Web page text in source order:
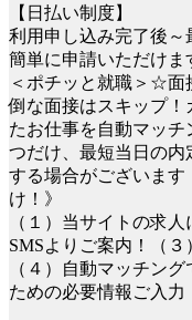
【日払い制度】
利用申し込み完了後～
簡単に申請いただけ
＜ポチッと就職＞☆
倒な面接はスキップ！
たお仕事を自動マッチ
つだけ、最短当日の
する場合がございま
け！》
（１）当サイトの求
SMSよりご案内！（３
（４）自動マッチン
ための必要情報ご入